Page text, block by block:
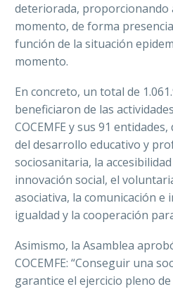
deteriorada, proporcionando
momento, de forma
función de la situación
momento.
En concreto, un total de
beneficiaron de las
COCEMFE y sus 91
del desarrollo educativo y
sociosanitaria, la
innovación social, el
asociativa, la comunicación e
igualdad y la cooperación
Asimismo, la Asamblea
COCEMFE: “Conseguir una
garantice el ejercicio pleno